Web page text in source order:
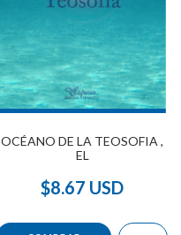
OCÉANO DE LA TEOSOFIA ,
EL
$8.67 USD